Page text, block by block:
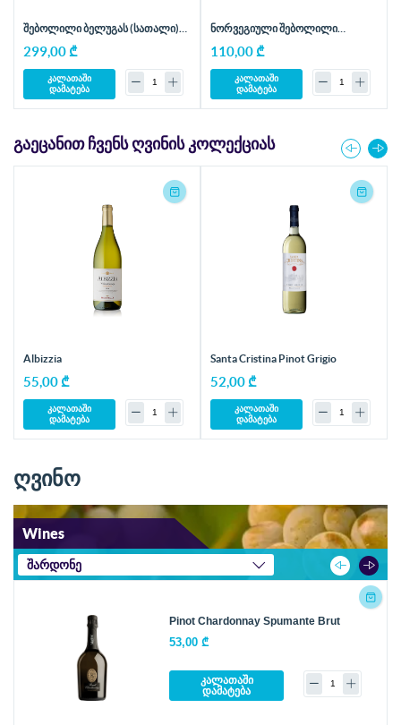
შებოლილი ბელუგას (სათალი)
299,00 ₾
კალათაში
დამატება
ნორვეგიული შებოლილი
110,00 ₾
კალათაში
დამატება
ᲒᲐᲔᲪᲐᲜᲘᲗ ᲩᲕᲔᲜᲡ ᲦᲕᲘᲜᲘᲡ ᲙᲝᲚᲔᲥᲪᲘᲐᲡ
Albizzia
55,00 ₾
კალათაში
დამატება
Santa Cristina Pinot Grigio
52,00 ₾
კალათაში
დამატება
ღვინო
Wines
შარდონე
Pinot Chardonnay Spumante Brut
53,00 ₾
კალათაში
დამატება